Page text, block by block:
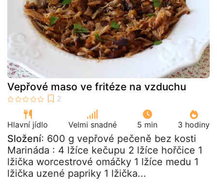
Vepřové maso ve fritéze na vzduchu
Hlavní jídlo Velmi snadné 5 min 3 hodiny
Složení: 600 g vepřové pečeně bez kosti
Marináda : 4 lžíce kečupu 2 lžíce hořčice 1
lžička worcestrové omáčky 1 lžíce medu 1
lžička uzené papriky 1 lžička...